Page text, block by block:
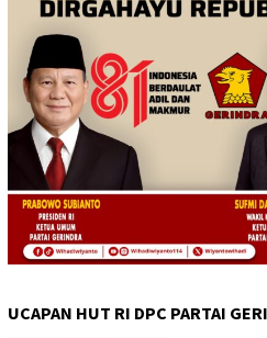
UCAPAN HUT RI DPC PARTAI